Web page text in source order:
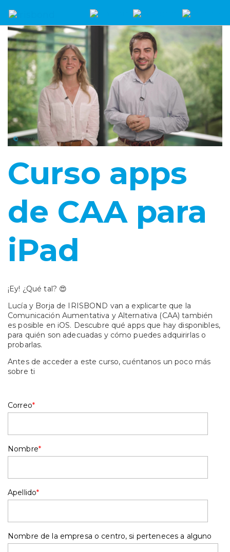
Curso apps
de CAA para
iPad
¡Ey! ¿Qué tal? 😍
Lucía y Borja de IRISBOND van a explicarte que la
Comunicación Aumentativa y Alternativa (CAA) también
es posible en iOS. Descubre qué apps que hay disponibles,
para quién son adecuadas y cómo puedes adquirirlas o
probarlas.
Antes de acceder a este curso, cuéntanos un poco más
sobre ti
Correo*
Nombre*
Apellido*
Nombre de la empresa o centro, si perteneces a alguno